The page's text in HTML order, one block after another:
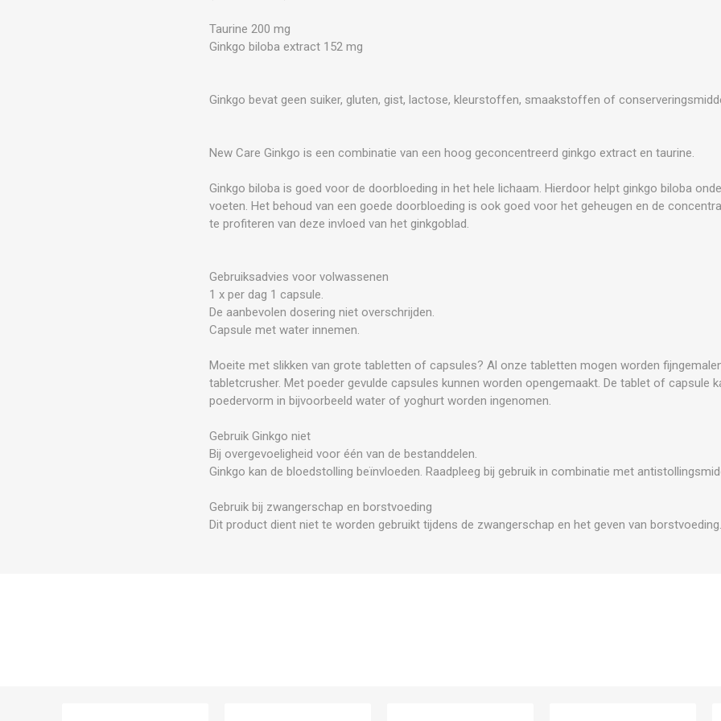
Taurine 200 mg
Ginkgo biloba extract 152 mg
Ginkgo bevat geen suiker, gluten, gist, lactose, kleurstoffen, smaakstoffen of
New Care Ginkgo is een combinatie van een hoog geconcentreerd ginkgo extract en taurine.
Ginkgo biloba is goed voor de doorbloeding in het hele lichaam. Hierdoor helpt ginkgo biloba
voeten. Het behoud van een goede doorbloeding is ook goed voor het geheugen en de
te profiteren van deze invloed van het ginkgoblad.
Gebruiksadvies voor volwassenen
1 x per dag 1 capsule.
De aanbevolen dosering niet overschrijden.
Capsule met water innemen.
Moeite met slikken van grote tabletten of capsules? Al onze tabletten mogen worden
tabletcrusher. Met poeder gevulde capsules kunnen worden opengemaakt. De tablet of capsule
poedervorm in bijvoorbeeld water of yoghurt worden ingenomen.
Gebruik Ginkgo niet
Bij overgevoeligheid voor één van de bestanddelen.
Ginkgo kan de bloedstolling beïnvloeden. Raadpleeg bij gebruik in combinatie met
Gebruik bij zwangerschap en borstvoeding
Dit product dient niet te worden gebruikt tijdens de zwangerschap en het geven van